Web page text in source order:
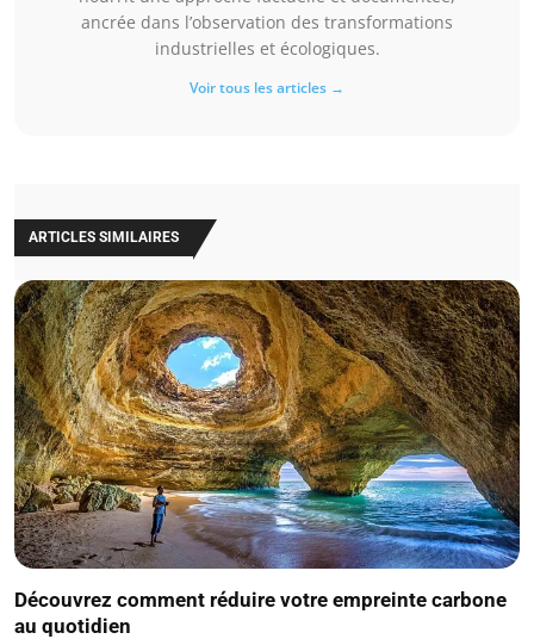
ancrée dans l’observation des transformations
industrielles et écologiques.
Voir tous les articles →
ARTICLES SIMILAIRES
Découvrez comment réduire votre empreinte carbone
au quotidien